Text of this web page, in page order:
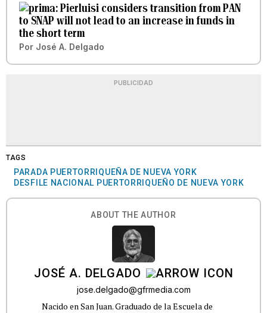
Pierluisi considers transition from PAN
to SNAP will not lead to an increase in funds in
the short term
Por José A. Delgado
PUBLICIDAD
TAGS
PARADA PUERTORRIQUEÑA DE NUEVA YORK
DESFILE NACIONAL PUERTORRIQUEÑO DE NUEVA YORK
ABOUT THE AUTHOR
JOSÉ A. DELGADO
jose.delgado@gfrmedia.com
Nacido en San Juan. Graduado de la Escuela de